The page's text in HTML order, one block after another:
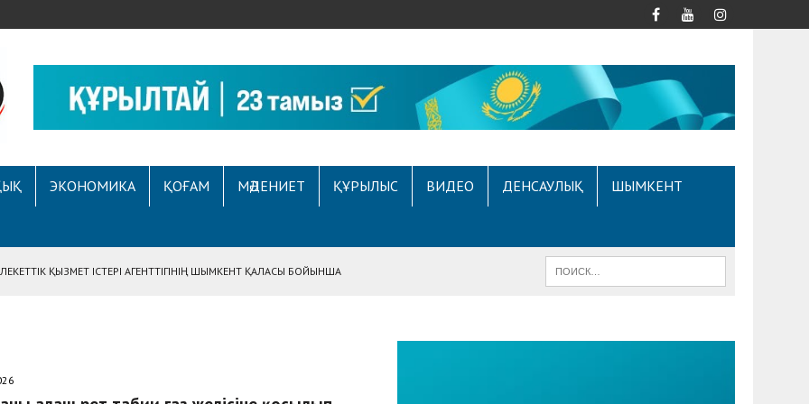
ЭКОНОМИКА ҚОҒАМ МӘДЕНИЕТ ҚҰРЫЛЫС ВИДЕО ДЕНСАУЛЫҚ ШЫМКЕНТ
ҚЫЗМЕТ ІСТЕРІ АГЕНТТІГІНІҢ ШЫМКЕНТ ҚАЛАСЫ БОЙЫНША
СҰХБАТ БЕРІЛДІ